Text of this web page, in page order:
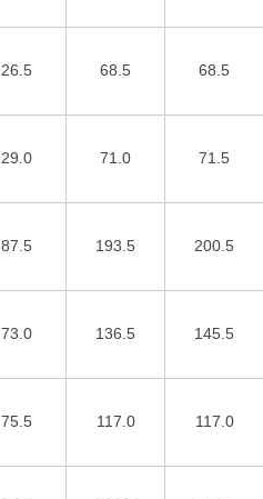
26.5 68.5 68.5
29.0 71.0 71.5
87.5 193.5 200.5
73.0 136.5 145.5
75.5 117.0 117.0